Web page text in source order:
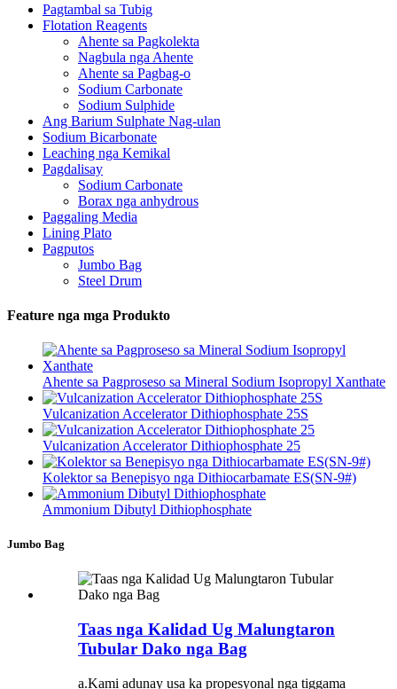
Pagtambal sa Tubig
Flotation Reagents
Ahente sa Pagkolekta
Nagbula nga Ahente
Ahente sa Pagbag-o
Sodium Carbonate
Sodium Sulphide
Ang Barium Sulphate Nag-ulan
Sodium Bicarbonate
Leaching nga Kemikal
Pagdalisay
Sodium Carbonate
Borax nga anhydrous
Paggaling Media
Lining Plato
Pagputos
Jumbo Bag
Steel Drum
Feature nga mga Produkto
Ahente sa Pagproseso sa Mineral Sodium Isopropyl Xanthate
Vulcanization Accelerator Dithiophosphate 25S
Vulcanization Accelerator Dithiophosphate 25
Kolektor sa Benepisyo nga Dithiocarbamate ES(SN-9#)
Ammonium Dibutyl Dithiophosphate
Jumbo Bag
Taas nga Kalidad Ug Malungtaron
Tubular Dako nga Bag
a.Kami adunay usa ka propesyonal nga tiggama